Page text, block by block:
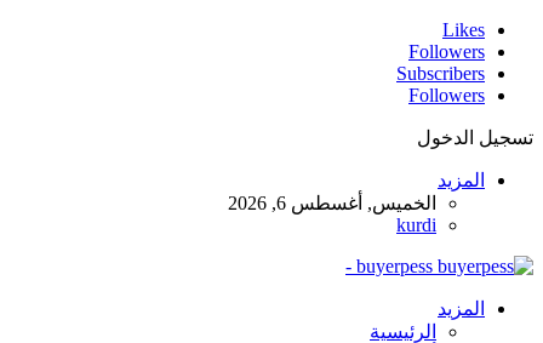
Likes
Followers
Subscribers
Followers
تسجيل الدخول
المزيد
الخميس, أغسطس 6, 2026
kurdi
buyerpess -
المزيد
الرئيسية